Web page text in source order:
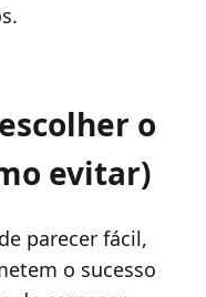
o
evitar)
parecer fácil,
o sucesso